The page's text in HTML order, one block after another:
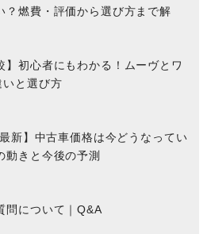
？燃費・評価から選び方まで解
】初心者にもわかる！ムーヴとワ
いと選び方
新】中古車価格は今どうなってい
動きと今後の予測
問について｜Q&A